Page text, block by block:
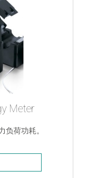
Meter
负荷功耗。